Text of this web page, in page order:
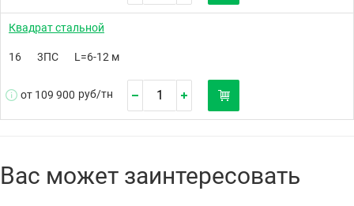
Квадрат стальной
16 3ПС L=6-12 м
от 109 900 руб/тн
Вас может заинтересовать